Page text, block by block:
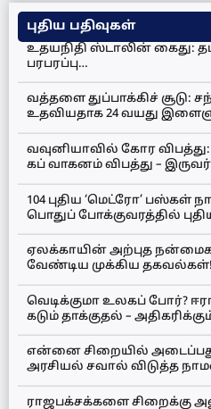
புதிய பதிவுகள்
உதயநிதி ஸ்டாலின் கைது:
பரபரப்பு…
வத்தளை துப்பாக்கிச் சூடு:
உதவியதாக 24 வயது
வவுனியாவில் கோர
கப் வாகனம் விபத்து – இருவர்
104 புதிய ‘மெட்ரோ’
பொதுப் போக்குவரத்தில்
ஏலக்காயின் அற்புத
வேண்டிய முக்கிய தகவல்கள்!
வெடிக்குமா உலகப் போர்?
கடும் தாக்குதல் –
என்னை சிறையில்
அரசியல் சவால் விடுத்த
ராஜபக்சக்களை சிறைக்கு